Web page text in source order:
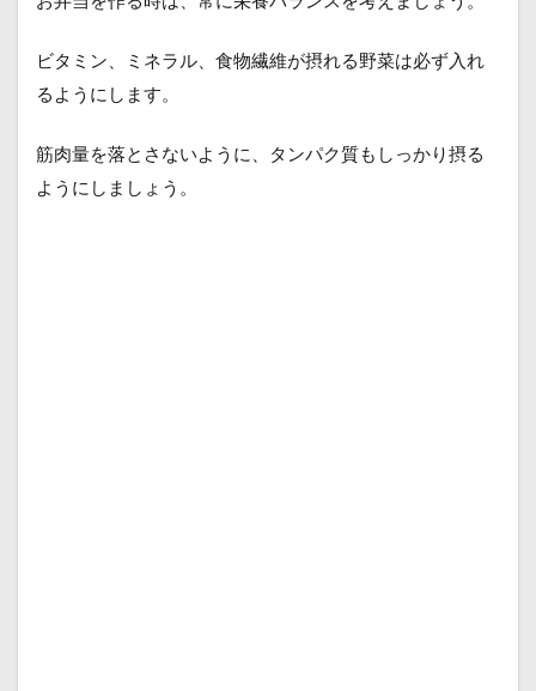
ビタミン、ミネラル、食物繊維が摂れる野菜は必ず入れ
るようにします。
筋肉量を落とさないように、タンパク質もしっかり摂る
ようにしましょう。